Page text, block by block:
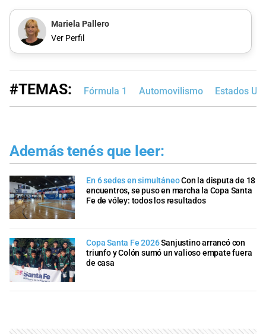
Mariela Pallero
Ver Perfil
#TEMAS: Fórmula 1 Automovilismo Estados
Además tenés que leer:
En 6 sedes en simultáneoCon la disputa de 18
encuentros, se puso en marcha la Copa Santa
Fe de vóley: todos los resultados
Copa Santa Fe 2026Sanjustino arrancó con
triunfo y Colón sumó un valioso empate fuera
de casa